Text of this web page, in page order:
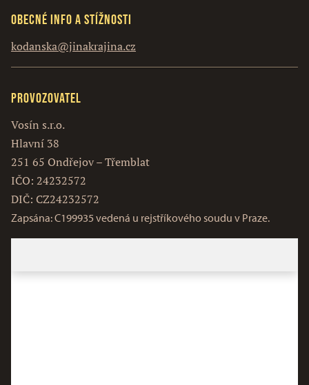
Obecné info a stížnosti
kodanska@jinakrajina.cz
Provozovatel
Vosín s.r.o.
Hlavní 38
251 65 Ondřejov – Třemblat
IČO: 24232572
DIČ: CZ24232572
Zapsána: C199935 vedená u rejstříkového soudu v Praze.